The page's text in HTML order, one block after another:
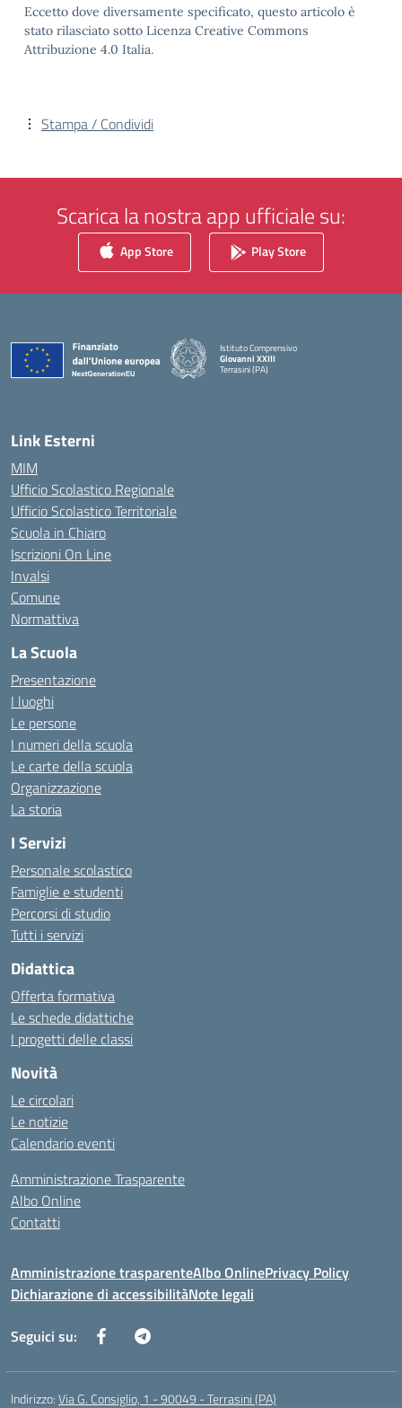
Eccetto dove diversamente specificato, questo articolo è
stato rilasciato sotto Licenza Creative Commons
Attribuzione 4.0 Italia.
Stampa / Condividi
Scarica la nostra app ufficiale su:
App Store Play Store
Istituto Comprensivo
Giovanni XXIII
Terrasini (PA)
Link Esterni
MIM
Ufficio Scolastico Regionale
Ufficio Scolastico Territoriale
Scuola in Chiaro
Iscrizioni On Line
Invalsi
Comune
Normattiva
La Scuola
Presentazione
I luoghi
Le persone
I numeri della scuola
Le carte della scuola
Organizzazione
La storia
I Servizi
Personale scolastico
Famiglie e studenti
Percorsi di studio
Tutti i servizi
Didattica
Offerta formativa
Le schede didattiche
I progetti delle classi
Novità
Le circolari
Le notizie
Calendario eventi
Amministrazione Trasparente
Albo Online
Contatti
Amministrazione trasparenteAlbo OnlinePrivacy Policy
Dichiarazione di accessibilitàNote legali
Seguici su:
Indirizzo:Via G. Consiglio, 1 - 90049 - Terrasini (PA)